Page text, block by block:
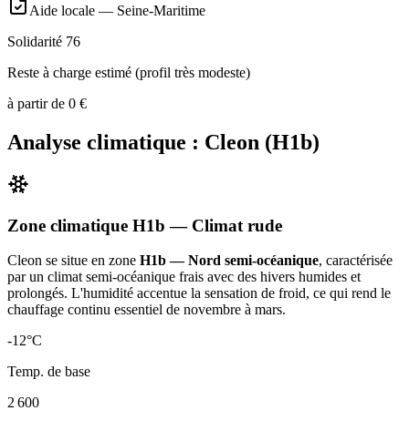
Aide locale — Seine-Maritime
Solidarité 76
Reste à charge estimé (profil très modeste)
à partir de 0 €
Analyse climatique : Cleon (H1b)
Zone climatique H1b — Climat rude
Cleon se situe en zone H1b — Nord semi-océanique, caractérisée
par un climat semi-océanique frais avec des hivers humides et
prolongés. L'humidité accentue la sensation de froid, ce qui rend le
chauffage continu essentiel de novembre à mars.
-12°C
Temp. de base
2 600